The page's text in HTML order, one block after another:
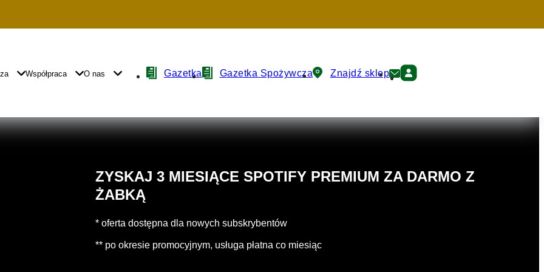
Współpraca O nas
NawigacjaGazetka Gazetka Spożywcza Znajdź sklep
ZYSKAJ 3 MIESIĄCE SPOTIFY PREMIUM ZA DARMO Z
ŻABKĄ
* oferta dostępna dla nowych subskrybentów
** po okresie promocyjnym, usługa płatna co miesiąc